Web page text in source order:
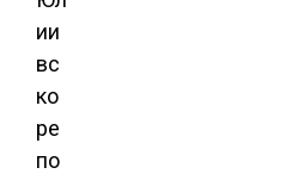
ии
вс
ко
ре
по